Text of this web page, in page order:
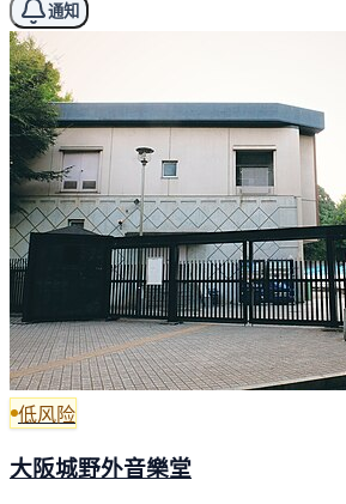
通知
低风险
大阪城野外音樂堂